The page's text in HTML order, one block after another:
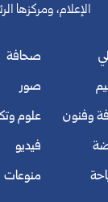
الإعلام، ومركزها
وفنون
صحافة
صور
علوم
فيديو
منوعات